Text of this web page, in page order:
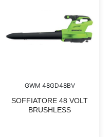
GWM 48GD48BV
SOFFIATORE 48 VOLT
BRUSHLESS